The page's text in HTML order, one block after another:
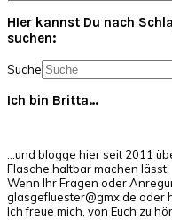
HIer kannst Du nach
suchen:
Suche
Ich bin Britta…
…und blogge hier seit 2011
Flasche haltbar machen lässt.
Wenn Ihr Fragen oder
glasgefluester@gmx.de oder
Ich freue mich, von Euch zu